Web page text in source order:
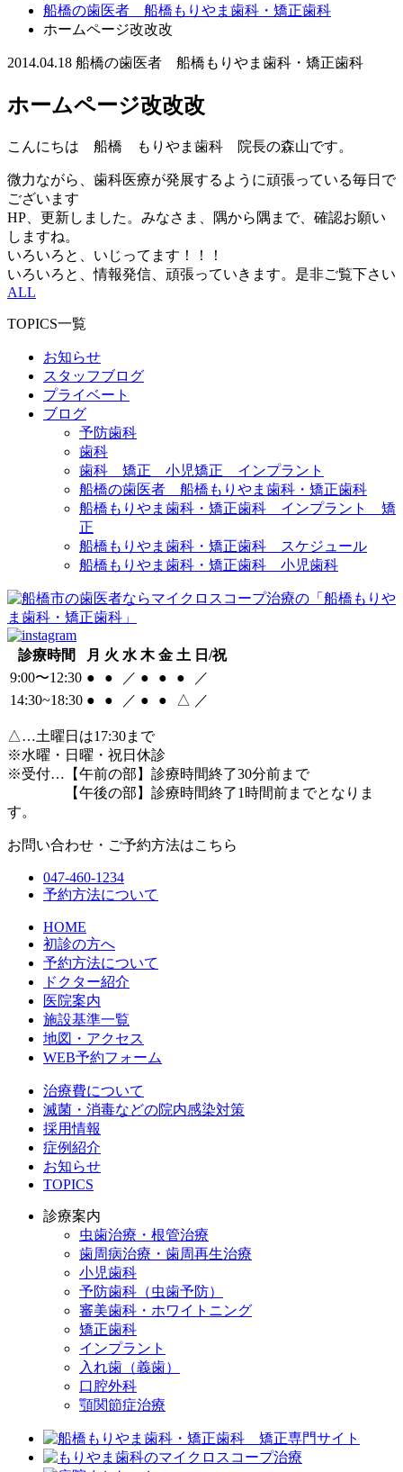
船橋の歯医者 船橋もりやま歯科・矯正歯科
ホームページ改改改
2014.04.18 船橋の歯医者 船橋もりやま歯科・矯正歯科
ホームページ改改改
こんにちは 船橋 もりやま歯科 院長の森山です。
微力ながら、歯科医療が発展するように頑張っている毎日で
ございます
HP、更新しました。みなさま、隅から隅まで、確認お願い
しますね。
いろいろと、いじってます！！！
いろいろと、情報発信、頑張っていきます。是非ご覧下さい
ALL
TOPICS一覧
お知らせ
スタッフブログ
プライベート
ブログ
予防歯科
歯科
歯科 矯正 小児矯正 インプラント
船橋の歯医者 船橋もりやま歯科・矯正歯科
船橋もりやま歯科・矯正歯科 インプラント 矯
正
船橋もりやま歯科・矯正歯科 スケジュール
船橋もりやま歯科・矯正歯科 小児歯科
診療時間 月 火 水 木 金 土 日/祝
9:00〜12:30 ● ● ／ ● ● ●
／
14:30~18:30 ● ● ／ ● ● △ ／
△…土曜日は17:30まで
※水曜・日曜・祝日休診
※受付…【午前の部】診療時間終了30分前まで
【午後の部】診療時間終了1時間前までとなりま
す。
お問い合わせ・ご予約方法はこちら
047-460-1234
予約方法について
HOME
初診の方へ
予約方法について
ドクター紹介
医院案内
施設基準一覧
地図・アクセス
WEB予約フォーム
治療費について
滅菌・消毒などの院内感染対策
採用情報
症例紹介
お知らせ
TOPICS
診療案内
虫歯治療・根管治療
歯周病治療・歯周再生治療
小児歯科
予防歯科（虫歯予防）
審美歯科・ホワイトニング
矯正歯科
インプラント
入れ歯（義歯）
口腔外科
顎関節症治療